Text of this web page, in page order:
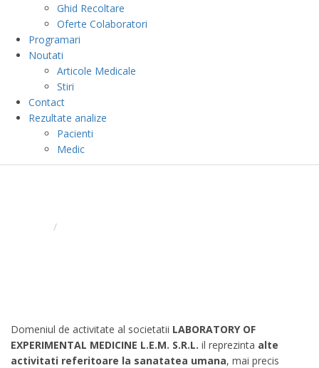
Ghid Recoltare
Oferte Colaboratori
Programari
Noutati
Articole Medicale
Stiri
Contact
Rezultate analize
Pacienti
Medic
LABORATOR DE ANALIZE
/
Domeniul de activitate al societatii LABORATORY OF
EXPERIMENTAL MEDICINE L.E.M. S.R.L. il reprezinta alte
activitati referitoare la sanatatea umana, mai precis